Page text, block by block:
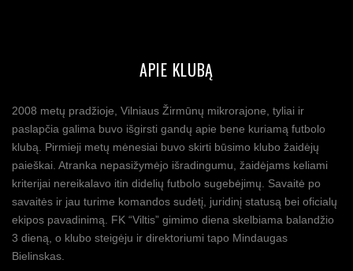
APIE KLUBĄ
2008 metų pradžioje, Vilniaus Žirmūnų mikrorajone, tyliai ir
paslapčia galima buvo išgirsti gandų apie bene kuriamą futbolo
klubą. Pirmieji metų mėnesiai buvo skirti būsimo klubo žaidėjų
paieškai. Atranka nepasižymėjo išradingumu, žaidėjams keliami
kriterijai nereikalavo itin didelių futbolo sugebėjimų. Savaitė po
savaitės ir jau turime komandos sudėtį, juridinį statusą bei oficialų
ekipos pavadinimą. FK “Viltis” gimimo diena skelbiama balandžio
3 dieną, o klubo steigėju ir direktoriumi tapo Mindaugas
Bielinskas.